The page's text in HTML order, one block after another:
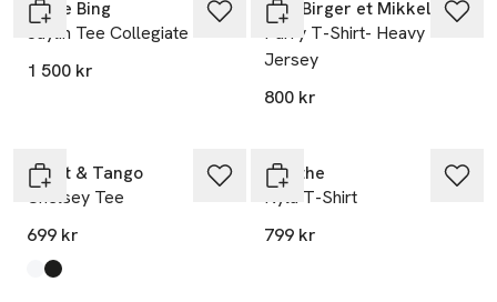
Anine Bing
Jaylin Tee Collegiate
1 500 kr
DAY Birger et Mikkelsen
Parry T-Shirt- Heavy
Jersey
800 kr
Twist & Tango
Chelsey Tee
699 kr
Produkten finns i färgerna:
White
Black
Munthe
Nyla T-Shirt
799 kr